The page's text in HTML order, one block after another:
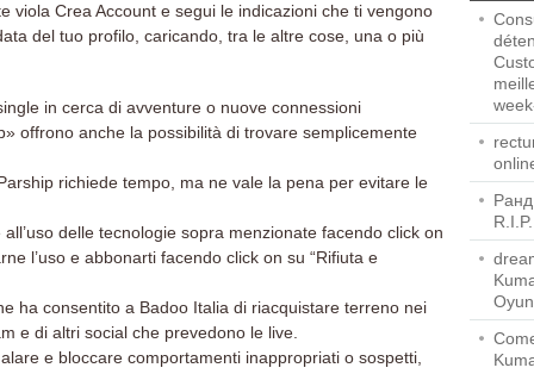
viola Crea Account e segui le indicazioni che ti vengono
del tuo profilo, caricando, tra le altre cose, una o più
in cerca di avventure o nuove connessioni
offrono anche la possibilità di trovare semplicemente
richiede tempo, ma ne vale la pena per evitare le
delle tecnologie sopra menzionate facendo click on
l’uso e abbonarti facendo click on su “Rifiuta e
ha consentito a Badoo Italia di riacquistare terreno nei
e di altri social che prevedono le live.
e bloccare comportamenti inappropriati o sospetti,